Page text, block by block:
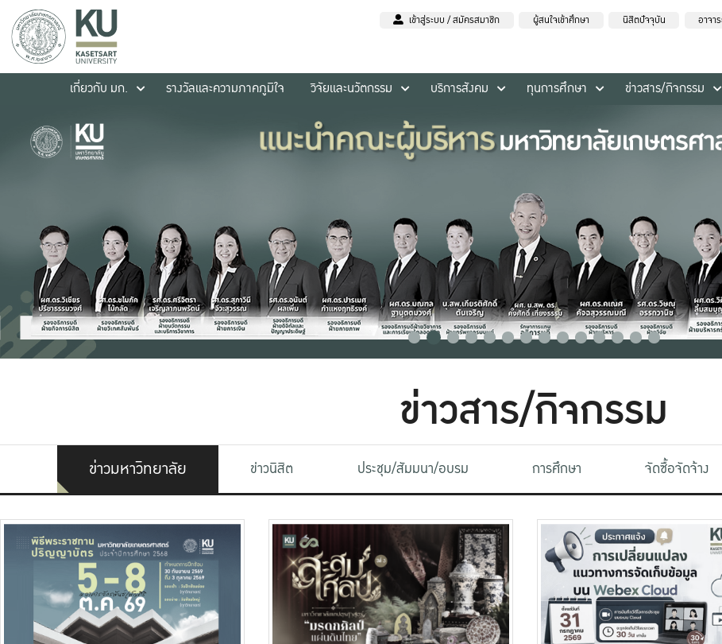
เข้าสู่ระบบ / สมัครสมาชิก ผู้สนใจเข้าศึกษา นิสิตปัจจุบัน อาจา
เกี่ยวกับ มก.
รางวัลและความภาคภูมิใจ วิจัยและนวัตกรรม บริการสังคม ทุนการศึกษา ข่าวสาร/กิจกรรม
ข่าวสาร/กิจกรรม
ข่าวมหาวิทยาลัย ข่าวนิสิต ประชุม/สัมมนา/อบรม การศึกษา จัดซื้อจัดจ้าง